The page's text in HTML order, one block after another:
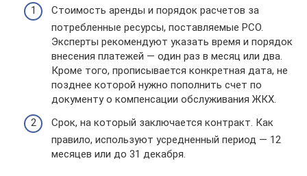
Стоимость аренды и порядок расчетов за
потребленные ресурсы, поставляемые РСО.
Эксперты рекомендуют указать время и порядок
внесения платежей — один раз в месяц или два.
Кроме того, прописывается конкретная дата, не
позднее которой нужно пополнить счет по
документу о компенсации обслуживания ЖКХ.
Срок, на который заключается контракт. Как
правило, используют усредненный период — 12
месяцев или до 31 декабря.